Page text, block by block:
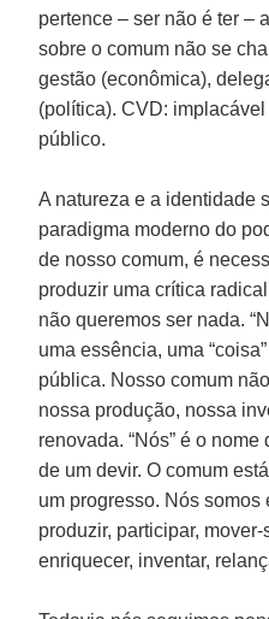
pertence – ser não é ter –
sobre o comum não se
gestão (econômica),
(política). CVD:
público.
A natureza e a identidade
paradigma moderno do
de nosso comum, é
produzir uma crítica
não queremos ser nada.
uma essência, uma
pública. Nosso comum
nossa produção, nossa
renovada. “Nós” é o
de um devir. O comum
um progresso. Nós somos
produzir, participar,
enriquecer, inventar,